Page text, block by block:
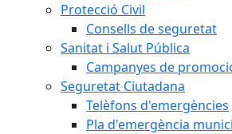
Protecció Civil
Consells de seguretat
Sanitat i Salut Pública
Campanyes de
Seguretat Ciutadana
Telèfons d'emergències
Pla d'emergència